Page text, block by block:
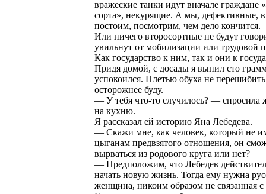
вражеские танки идут вначале граждане
сорта», некурящие. А мы, дефективные, в
постоим, посмотрим, чем дело кончится.
Или ничего второсортные не будут
увильнут от мобилизации или трудовой
Как государство к ним, так и они к
Придя домой, с досады я выпил сто
успокоился. Плетью обуха не
осторожнее буду.
— У тебя что-то случилось? — спросила
на кухню.
Я рассказал ей историю Яна Лебедева.
— Скажи мне, как человек, который не
цыганам предвзятого отношения, он
вырваться из родового круга или нет?
— Предположим, что Лебедев
начать новую жизнь. Тогда ему нужна
женщина, никоим образом не связанная